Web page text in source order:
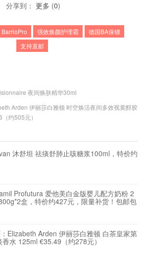
分享到： 更多 (0)
强效焕颜护理霜
德国BA保镖
支持直邮
夜间焕肤精华30ml
Arden 伊丽莎白雅顿 时空焕活夜间多效视黄醇胶
约505元）
沐舒坦 祛痰舒肺止咳糖浆100ml，特价约
Profutura 爱他美白金版婴儿配方奶粉 2
盒，特价约427元，限量补货！包邮包
Elizabeth Arden 伊丽莎白雅顿 白茶皇家第
水 125ml €35.49（约278元）